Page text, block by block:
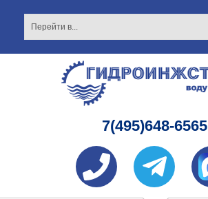
7(495)648-6565